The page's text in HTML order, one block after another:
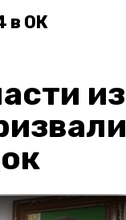
в ОК
из